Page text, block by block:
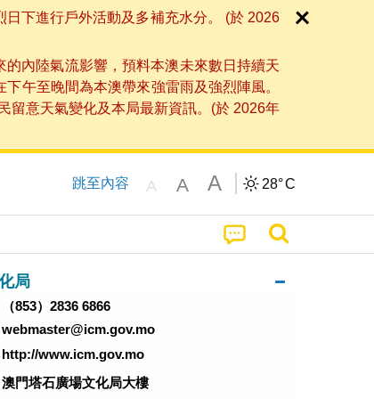
下進行戶外活動及多補充水分。 (於 2026
內陸氣流影響，預料本澳未來數日持續天
午至晚間為本澳帶來強雷雨及強烈陣風。
留意天氣變化及本局最新資訊。(於 2026年
跳至內容 A A A 28°C
局
（853）2836 6866
webmaster@icm.gov.mo
http://www.icm.gov.mo
澳門塔石廣場文化局大樓